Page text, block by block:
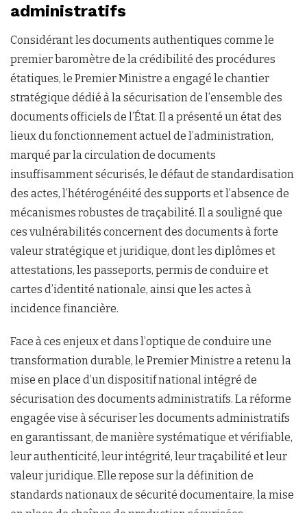
administratifs
Considérant les documents authentiques comme le
premier baromètre de la crédibilité des procédures
étatiques, le Premier Ministre a engagé le chantier
stratégique dédié à la sécurisation de l’ensemble des
documents officiels de l’État. Il a présenté un état des
lieux du fonctionnement actuel de l’administration,
marqué par la circulation de documents
insuffisamment sécurisés, le défaut de standardisation
des actes, l’hétérogénéité des supports et l’absence de
mécanismes robustes de traçabilité. Il a souligné que
ces vulnérabilités concernent des documents à forte
valeur stratégique et juridique, dont les diplômes et
attestations, les passeports, permis de conduire et
cartes d’identité nationale, ainsi que les actes à
incidence financière.
Face à ces enjeux et dans l’optique de conduire une
transformation durable, le Premier Ministre a retenu la
mise en place d’un dispositif national intégré de
sécurisation des documents administratifs. La réforme
engagée vise à sécuriser les documents administratifs
en garantissant, de manière systématique et vérifiable,
leur authenticité, leur intégrité, leur traçabilité et leur
valeur juridique. Elle repose sur la définition de
standards nationaux de sécurité documentaire, la mise